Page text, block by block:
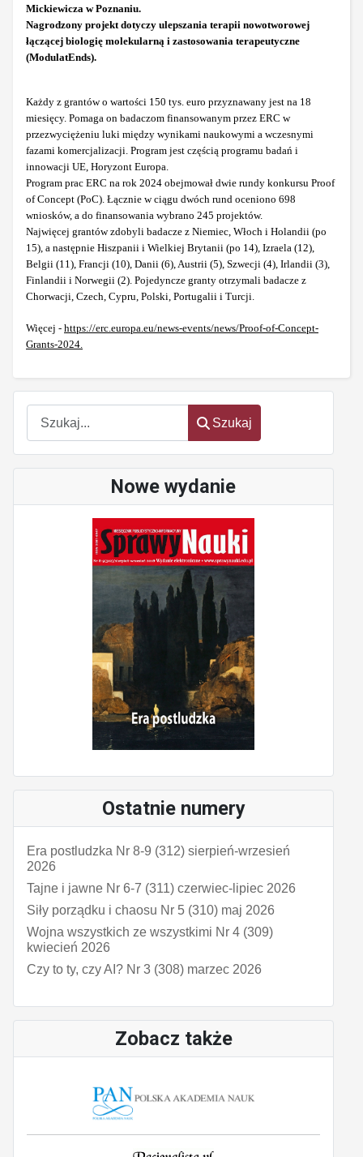
Szukaj
Szukaj
Nowe wydanie
Ostatnie numery
Era postludzka Nr 8-9 (312) sierpień-wrzesień
2026
Tajne i jawne Nr 6-7 (311) czerwiec-lipiec 2026
Siły porządku i chaosu Nr 5 (310) maj 2026
Wojna wszystkich ze wszystkimi Nr 4 (309)
kwiecień 2026
Czy to ty, czy AI? Nr 3 (308) marzec 2026
Zobacz także
Mickiewicza w Poznaniu.
Nagrodzony projekt dotyczy ulepszania terapii nowotworowej
łączącej biologię molekularną i zastosowania terapeutyczne
(ModulatEnds).
Każdy z grantów o wartości 150 tys. euro przyznawany jest na 18
miesięcy. Pomaga on badaczom finansowanym przez ERC w
przezwyciężeniu luki między wynikami naukowymi a wczesnymi
fazami komercjalizacji. Program jest częścią programu badań i
innowacji UE, Horyzont Europa.
Program prac ERC na rok 2024 obejmował dwie rundy konkursu Proof
of Concept (PoC). Łącznie w ciągu dwóch rund oceniono 698
wniosków, a do finansowania wybrano 245 projektów.
Najwięcej grantów zdobyli badacze z Niemiec, Włoch i Holandii (po
15), a następnie Hiszpanii i Wielkiej Brytanii (po 14), Izraela (12),
Belgii (11), Francji (10), Danii (6), Austrii (5), Szwecji (4), Irlandii (3),
Finlandii i Norwegii (2). Pojedyncze granty otrzymali badacze z
Chorwacji, Czech, Cypru, Polski, Portugalii i Turcji.
Więcej - https://erc.europa.eu/news-events/news/Proof-of-Concept-
Grants-2024.